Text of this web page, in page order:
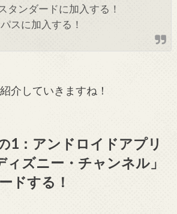
タンダードに加入する！
スに加入する！
介していきますね！
1：アンドロイドアプリ
ィズニー・チャンネル」
ドする！